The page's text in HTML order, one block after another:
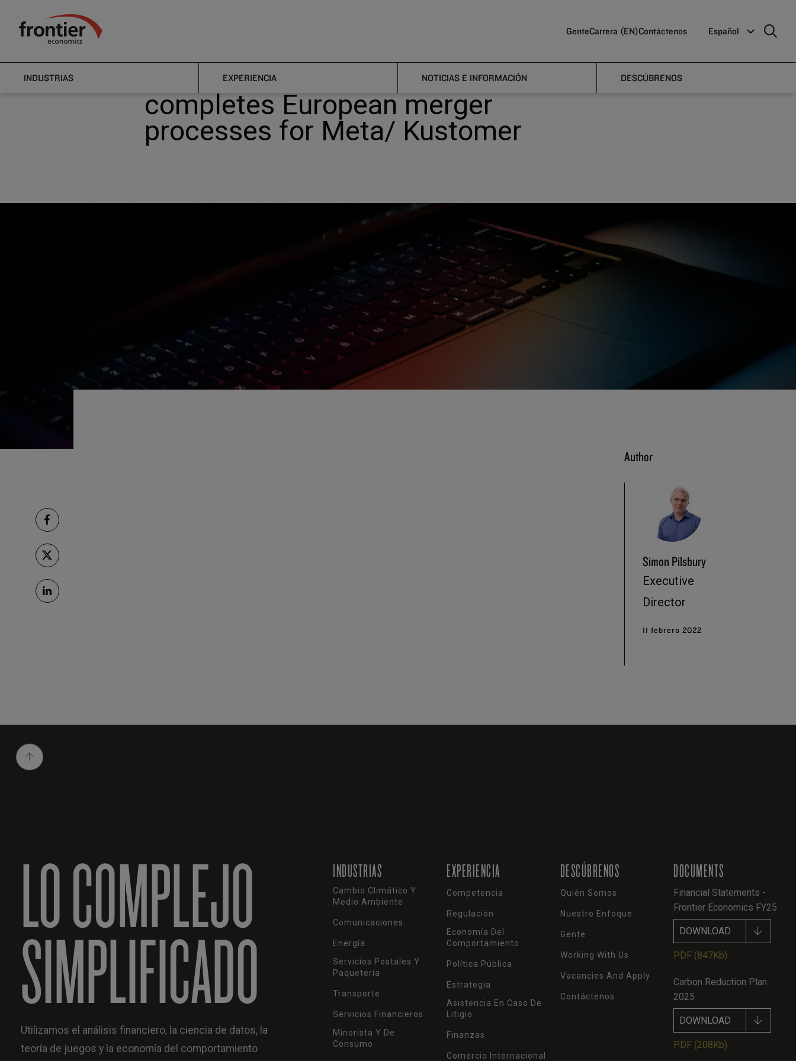
Frontier Economics
GenteCarrera (EN)Contáctenos Español
INDUSTRIAS EXPERIENCIA NOTICIAS E INFORMACIÓN DESCÚBRENOS
Ir al inico Noticias e información
Bundeskartellamt clearance
completes European merger
processes for Meta/ Kustomer
Author
Simon Pilsbury
Executive
Director
11 febrero 2022
LO COMPLEJO
SIMPLIFICADO
Utilizamos el análisis financiero, la ciencia de datos, la
teoría de juegos y la economía del comportamiento
INDUSTRIAS
Cambio Climático Y
Medio Ambiente
Comunicaciones
Energía
Servicios Postales Y
Paquetería
Transporte
Servicios Financieros
Minorista Y De
Consumo
EXPERIENCIA
Competencia
Regulación
Economía Del
Comportamiento
Política Pública
Estrategia
Asistencia En Caso De
Litigio
Finanzas
Comercio Internacional
DESCÚBRENOS
Quién Somos
Nuestro Enfoque
Gente
Working With Us
Vacancies And Apply
Contáctenos
DOCUMENTS
Financial Statements -
Frontier Economics FY25
DOWNLOAD
PDF (847Kb)
Carbon Reduction Plan
2025
DOWNLOAD
PDF (208Kb)